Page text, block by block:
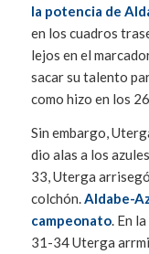
la potencia de
en los cuadros
lejos en el
sacar su talento
como hizo en los
Sin embargo,
dio alas a los
33, Uterga
colchón.Aldabe-
campeonato. En
31-34 Uterga